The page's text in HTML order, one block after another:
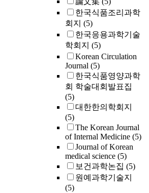
한국식품조리과학
회지 (5)
한국응용과학기술
학회지 (5)
Korean Circulation
Journal (5)
한국식품영양과학
회 학술대회발표집
(5)
대한한의학회지
(5)
The Korean Journal
of Internal Medicine (5)
Journal of Korean
medical science (5)
보건과학논집 (5)
원예과학기술지
(5)